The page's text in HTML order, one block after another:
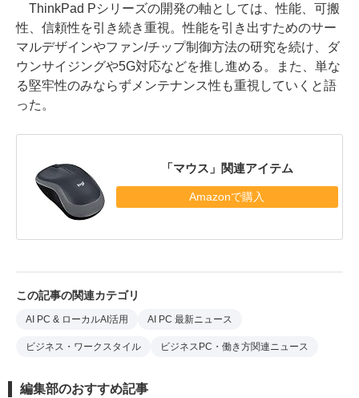
ThinkPad Pシリーズの開発の軸としては、性能、可搬
性、信頼性を引き続き重視。性能を引き出すためのサー
マルデザインやファン/チップ制御方法の研究を続け、ダ
ウンサイジングや5G対応などを推し進める。また、単な
る堅牢性のみならずメンテナンス性も重視していくと語
った。
「マウス」関連アイテム
Amazonで購入
この記事の関連カテゴリ
AI PC & ローカルAI活用 AI PC 最新ニュース
ビジネス・ワークスタイル ビジネスPC・働き方関連ニュース
編集部のおすすめ記事